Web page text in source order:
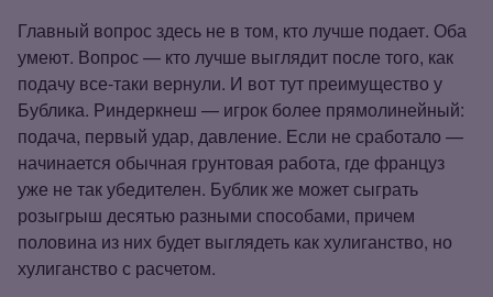
Главный вопрос здесь не в том, кто лучше подает. Оба
умеют. Вопрос — кто лучше выглядит после того, как
подачу все‑таки вернули. И вот тут преимущество у
Бублика. Риндеркнеш — игрок более прямолинейный:
подача, первый удар, давление. Если не сработало —
начинается обычная грунтовая работа, где француз
уже не так убедителен. Бублик же может сыграть
розыгрыш десятью разными способами, причем
половина из них будет выглядеть как хулиганство, но
хулиганство с расчетом.